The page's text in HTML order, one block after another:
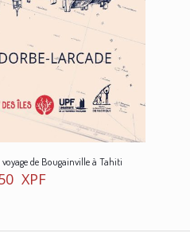
de Bougainville à Tahiti
XPF